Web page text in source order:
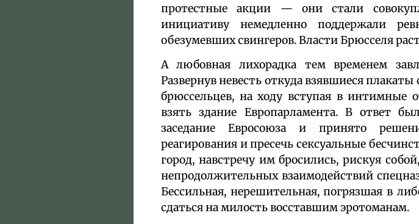
протестные акции — они стали
инициативу немедленно поддержали
обезумевших свингеров. Власти Брюсселя
А любовная лихорадка тем временем
Развернув невесть откуда взявшиеся
брюссельцев, на ходу вступая в
взять здание Европарламента. В ответ
заседание Евросоюза и принято
реагирования и пресечь сексуальные
город, навстречу им бросились, рискуя
непродолжительных взаимодействий
Бессильная, нерешительная, погрязшая в
сдаться на милость восставшим эротоманам.